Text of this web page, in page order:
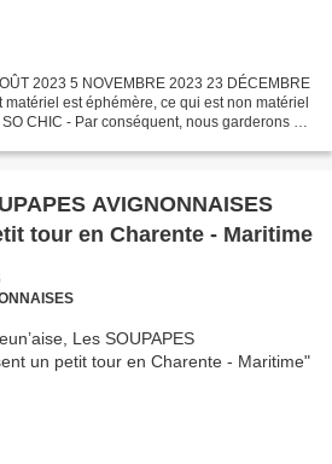
2023 5 NOVEMBRE 2023 23 DÉCEMBRE
est éphémère, ce qui est non matériel
CHIC - Par conséquent, nous garderons de
AVIGNONNAISES
tour en Charente - Maritime